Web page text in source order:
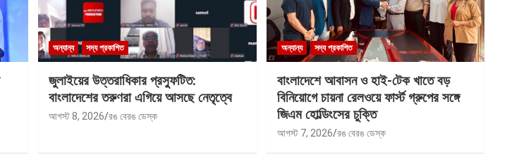
অন্যান্য সদ্য প্রকাশিত
জুলাইয়ের উত্তরাধিকার প্রস্ফুটিত:
বাংলাদেশের তরুণরা এগিয়ে আসছে নেতৃত্বে
আগস্ট 8, 2026 রঙ বেরঙ ডেস্ক
অন্যান্য সদ্য প্রকাশিত
বাংলাদেশে আবাসন ও হাই-টেক খাতে বড়
বিনিয়োগে চায়না রেলওয়ে ফার্স্ট গ্রুপের সঙ্গে
জিএম হোল্ডিংসের চুক্তি
আগস্ট 7, 2026 রঙ বেরঙ ডেস্ক